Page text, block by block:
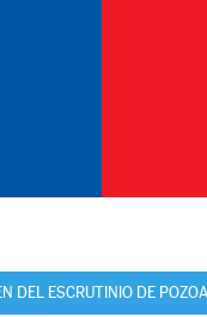
DEL ESCRUTINIO DE